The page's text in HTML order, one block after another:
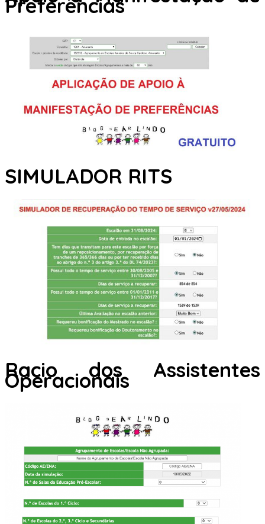
Preferências
SIMULADOR RITS
Racio dos Assistentes
Operacionais